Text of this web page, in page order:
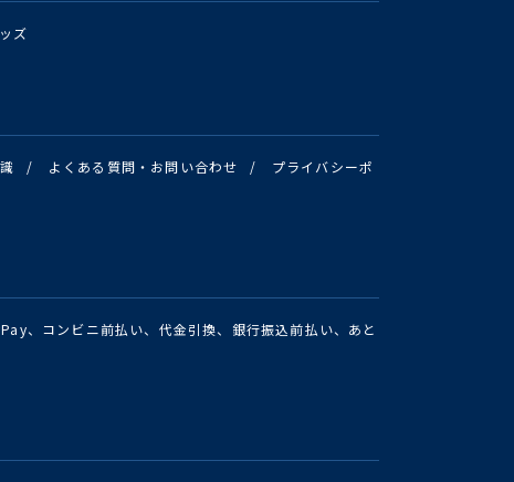
ズ
/ よくある質問・お問い合わせ /
プライバシーポ
、コンビニ前払い、代金引換、銀行振込前払い、あと